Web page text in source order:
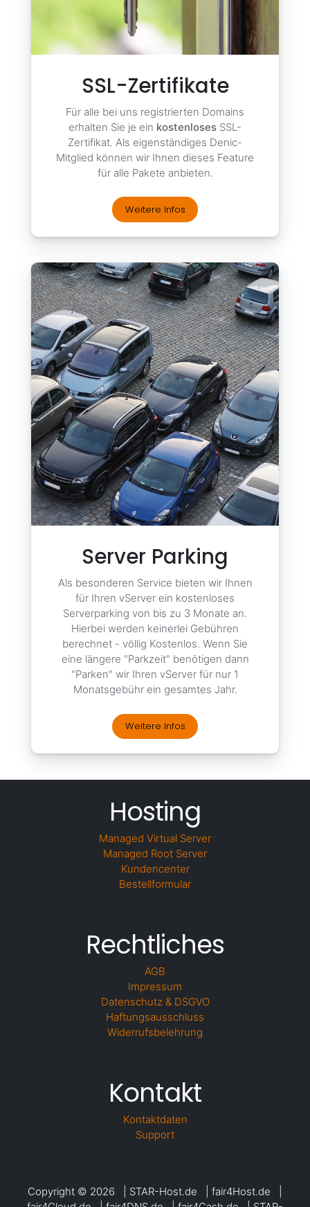
SSL-Zertifikate
Für alle bei uns registrierten Domains
erhalten Sie je ein kostenloses SSL-
Zertifikat. Als eigenständiges Denic-
Mitglied können wir Ihnen dieses Feature
für alle Pakete anbieten.
Weitere Infos
Server Parking
Als besonderen Service bieten wir Ihnen
für Ihren vServer ein kostenloses
Serverparking von bis zu 3 Monate an.
Hierbei werden keinerlei Gebühren
berechnet - völlig Kostenlos. Wenn Sie
eine längere "Parkzeit" benötigen dann
"Parken" wir Ihren vServer für nur 1
Monatsgebühr ein gesamtes Jahr.
Weitere Infos
Hosting
Managed Virtual Server
Managed Root Server
Kundencenter
Bestellformular
Rechtliches
AGB
Impressum
Datenschutz & DSGVO
Haftungsausschluss
Widerrufsbelehrung
Kontakt
Kontaktdaten
Support
Copyright © 2026 | STAR-Host.de | fair4Host.de |